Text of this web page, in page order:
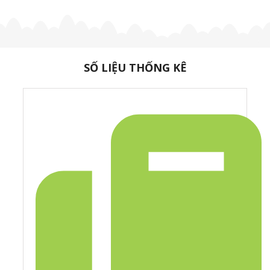
SỐ LIỆU THỐNG KÊ